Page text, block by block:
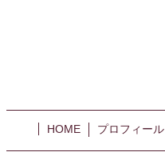
HOME プロフィール